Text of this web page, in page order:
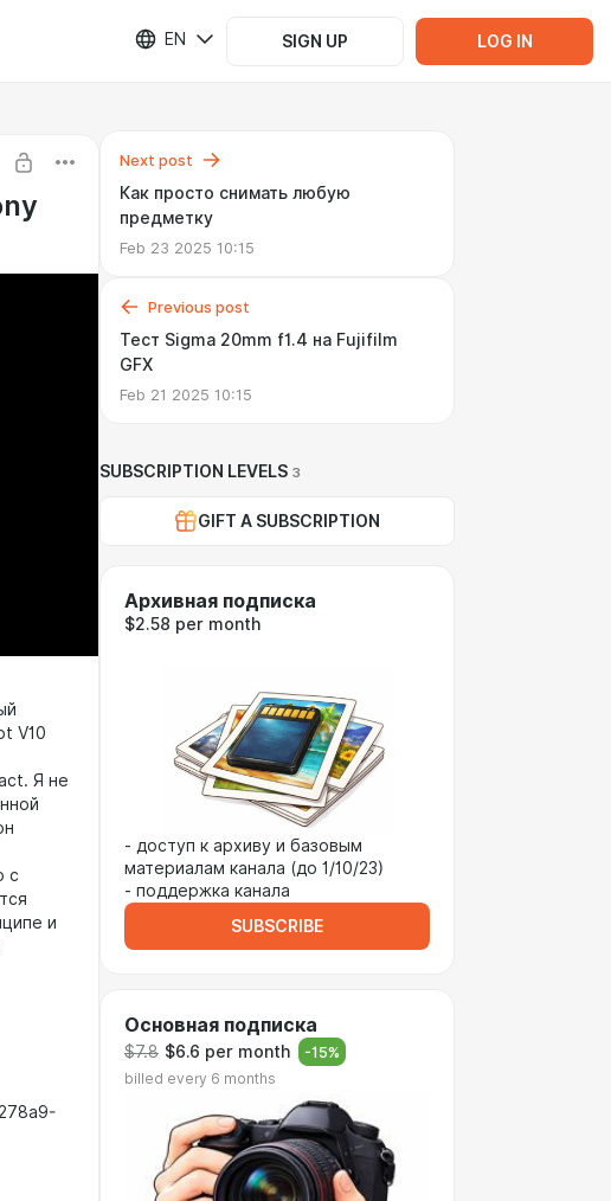
EN SIGN UP LOG IN
V10
Я не
с
и
Next post
Как просто снимать любую
предметку
Feb 23 2025 10:15
Previous post
Тест Sigma 20mm f1.4 на Fujifilm
GFX
Feb 21 2025 10:15
SUBSCRIPTION LEVELS 3
GIFT A SUBSCRIPTION
Архивная подписка
$2.58 per month
- доступ к архиву и базовым
материалам канала (до 1/10/23)
- поддержка канала
SUBSCRIBE
Основная подписка
$7.8 $6.6 per month -15%
billed every 6 months